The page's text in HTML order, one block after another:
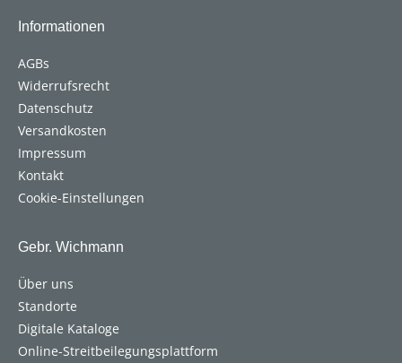
Informationen
AGBs
Widerrufsrecht
Datenschutz
Versandkosten
Impressum
Kontakt
Cookie-Einstellungen
Gebr. Wichmann
Über uns
Standorte
Digitale Kataloge
Online-Streitbeilegungsplattform